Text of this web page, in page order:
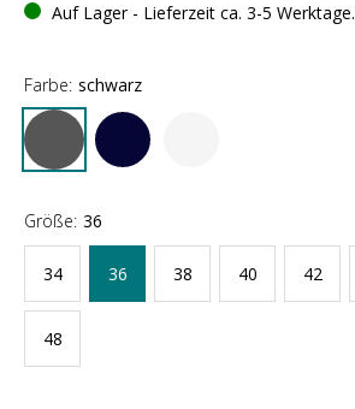
Auf Lager - Lieferzeit ca. 3-5 Werktage.
Farbe: schwarz
Größe: 36
34 36 38 40 42
48